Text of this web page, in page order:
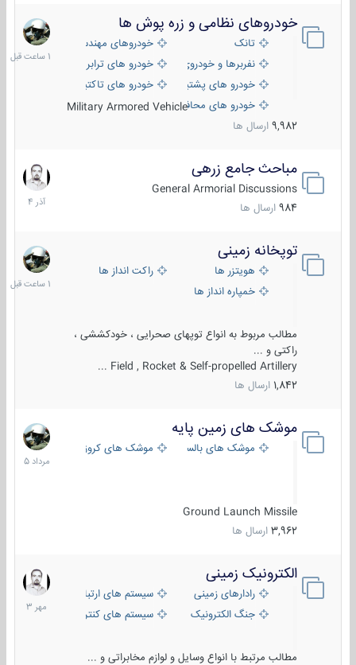
خودروهای نظامی و زره پوش ها
تانک
خودروهای مهندسی
نفربرها و خودروی های رزمی پیاده نظام
خودرو های ترابری نظامی
خودرو های پشتیبانی آتش ، شناسایی و ضد تانک
خودرو های تاکتیکی نظامی
خودرو های محافظت شدهMilitary Armored Vehicle
9,982 ارسال ها
1
ساعت
قبل
مباحث جامع زرهی
General Armorial Discussions
984 ارسال ها
7
آذر
1404
توپخانه زمینی
هویتزر ها
راکت انداز ها
خمپاره انداز ها
مطالب مربوط به انواع توپهای صحرایی ، خودکششی ،
راکتی و ...
Field , Rocket & Self-propelled Artillery ...
1,842 ارسال ها
1
ساعت
قبل
موشک های زمین پایه
موشک های بالستیک موشک های کروز
Ground Launch Missile
3,962 ارسال ها
2
مرداد
1405
الکترونیک زمینی
رادارهای زمینی
سیستم های ارتباطی و جمع آوری
جنگ الکترونیک
سیستم های کنترل آتش و تجهیزات
مطالب مرتبط با انواع وسایل و لوازم مخابراتی و ...
1
مهر
1403